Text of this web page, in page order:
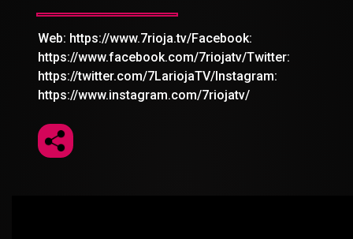
Web: https://www.7rioja.tv/Facebook:
https://www.facebook.com/7riojatv/Twitter:
https://twitter.com/7LariojaTV/Instagram:
https://www.instagram.com/7riojatv/